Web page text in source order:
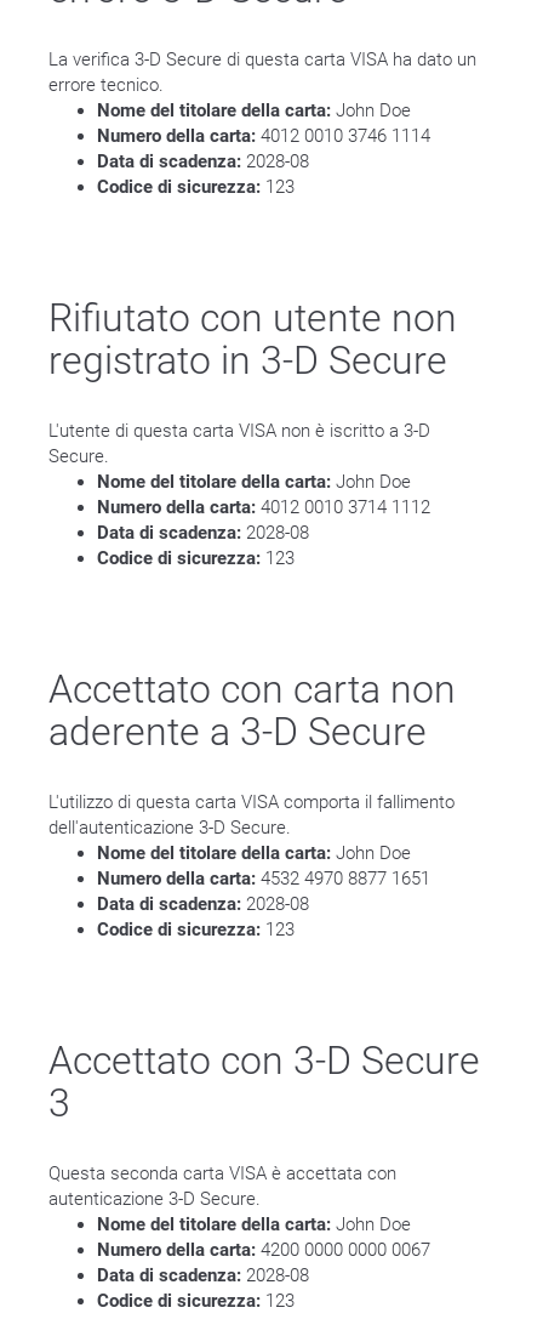
La verifica 3-D Secure di questa carta VISA ha dato un
errore tecnico.
Nome del titolare della carta: John Doe
Numero della carta: 4012 0010 3746 1114
Data di scadenza: 2028-08
Codice di sicurezza: 123
Rifiutato con utente non
registrato in 3-D Secure
L'utente di questa carta VISA non è iscritto a 3-D
Secure.
Nome del titolare della carta: John Doe
Numero della carta: 4012 0010 3714 1112
Data di scadenza: 2028-08
Codice di sicurezza: 123
Accettato con carta non
aderente a 3-D Secure
L'utilizzo di questa carta VISA comporta il fallimento
dell'autenticazione 3-D Secure.
Nome del titolare della carta: John Doe
Numero della carta: 4532 4970 8877 1651
Data di scadenza: 2028-08
Codice di sicurezza: 123
Accettato con 3-D Secure
3
Questa seconda carta VISA è accettata con
autenticazione 3-D Secure.
Nome del titolare della carta: John Doe
Numero della carta: 4200 0000 0000 0067
Data di scadenza: 2028-08
Codice di sicurezza: 123